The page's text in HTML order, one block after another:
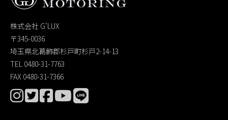
株式会社 G’LUX
〒345-0036
埼玉県北葛飾郡杉戸町杉戸2-14-13
TEL 0480-31-7763
FAX 0480-31-7366